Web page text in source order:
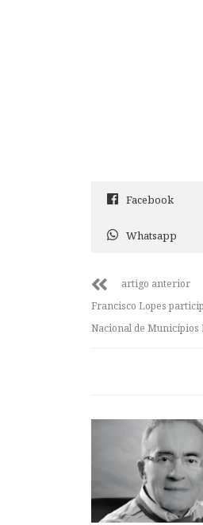
Facebook
Whatsapp
artigo anterior
Francisco Lopes
Nacional de Municípios